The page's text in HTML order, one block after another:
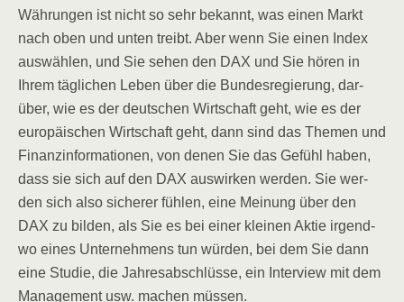
Wäh­run­gen ist nicht so sehr bekannt, was einen Markt
nach oben und unten treibt. Aber wenn Sie einen Index
aus­wäh­len, und Sie sehen den DAX und Sie hören in
Ihrem täg­li­chen Leben über die Bun­des­re­gie­rung, dar­
über, wie es der deut­schen Wirt­schaft geht, wie es der
euro­päi­schen Wirt­schaft geht, dann sind das The­men und
Finanz­in­for­ma­tio­nen, von denen Sie das Gefühl haben,
dass sie sich auf den DAX aus­wir­ken wer­den. Sie wer­
den sich also siche­rer füh­len, eine Mei­nung über den
DAX zu bil­den, als Sie es bei einer klei­nen Aktie irgend­
wo eines Unter­neh­mens tun wür­den, bei dem Sie dann
eine Stu­die, die Jah­res­ab­schlüs­se, ein Inter­view mit dem
Manage­ment usw. machen müssen.